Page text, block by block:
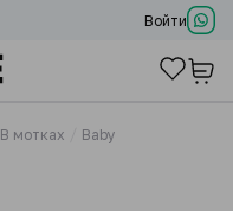
Войти
В мотках Baby